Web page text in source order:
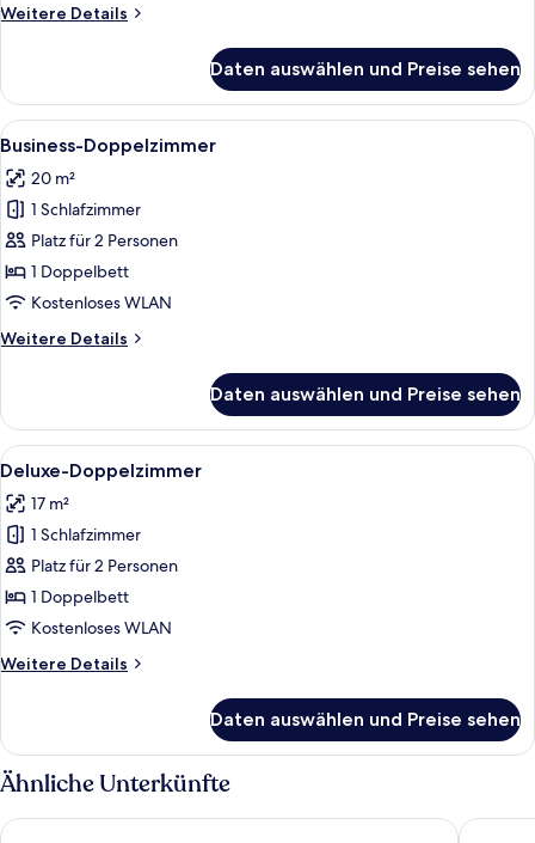
Weitere Details
Weitere
Einzelzimmer
Daten auswählen und Preise sehen
Alle
Fotos
für
Business-
Doppelzimmer
anzeigen
Ein Hotelzimmer mit Bett,
5
Business-Doppelzimmer
20 m²
1 Schlafzimmer
Platz für 2 Personen
1 Doppelbett
Kostenloses WLAN
Weitere Details
Weitere
Doppelzimmer
Daten auswählen und Preise sehen
Alle
Fotos
für
Deluxe-
Doppelzimmer
anzeigen
Ein Hotelzimmer mit Bett,
4
Deluxe-Doppelzimmer
17 m²
1 Schlafzimmer
Platz für 2 Personen
1 Doppelbett
Kostenloses WLAN
Weitere Details
Weitere
Doppelzimmer
Daten auswählen und Preise sehen
Ähnliche Unterkünfte
Metropol Hotel Novotel